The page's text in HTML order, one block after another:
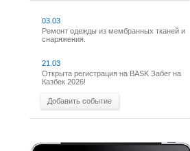
03.03
Ремонт одежды из мембранных тканей и
снаряжения.
21.03
Открыта регистрация на BASK Забег на
Казбек 2026!
Добавить событие